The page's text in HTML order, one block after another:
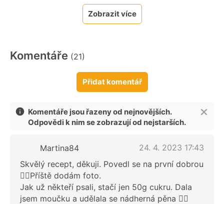
Zobrazit více
Komentáře (21)
Přidat komentář
Komentáře jsou řazeny od nejnovějších.
Odpovědi k nim se zobrazují od nejstarších.
Martina84
24. 4. 2023 17:43
Skvělý recept, děkuji. Povedl se na první dobrou
👌🏻Příště dodám foto.
Jak už někteří psali, stačí jen 50g cukru. Dala
jsem moučku a udělala se nádherná pěna 👍🏻